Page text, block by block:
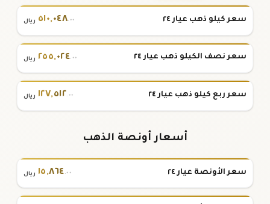
سعر كيلو ذهب عيار ٢٤ ٥١٠,٠٤٨.٠٠ ريال
سعر نصف الكيلو ذهب عيار ٢٤ ٢٥٥,٠٢٤.٠٠ ريال
سعر ربع كيلو ذهب عيار ٢٤ ١٢٧,٥١٢.٠٠ ريال
أسعار أونصة الذهب
سعر الأونصة عيار ٢٤ ١٥,٨٦٤.٠٠ ريال